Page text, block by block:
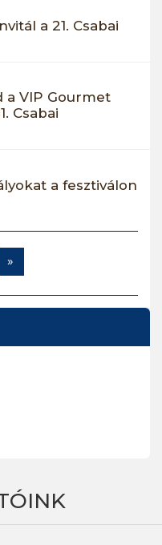
a 21. Csabai
a VIP Gourmet
Csabai
a fesztiválon
»